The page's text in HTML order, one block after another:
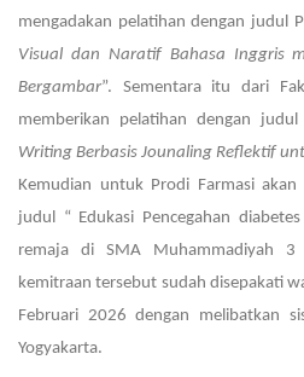
mengadakan pelatihan dengan judul
Visual dan Naratif Bahasa Inggris
Bergambar”. Sementara itu dari
memberikan pelatihan dengan judul
Writing Berbasis Jounaling Reflektif
Kemudian untuk Prodi Farmasi
judul “ Edukasi Pencegahan
remaja di SMA Muhammadiyah 3
kemitraan tersebut sudah disepakati
Februari 2026 dengan melibatkan
Yogyakarta.